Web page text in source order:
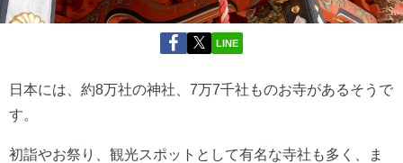
LINE
日本には、約8万社の神社、7万7千社ものお寺があるそうで
す。
初詣やお祭り、観光スポットとして有名な寺社も多く、ま